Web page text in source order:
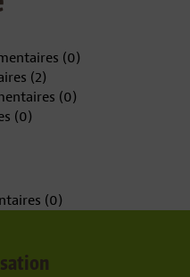
(0)
(2)
(0)
(0)
(0)